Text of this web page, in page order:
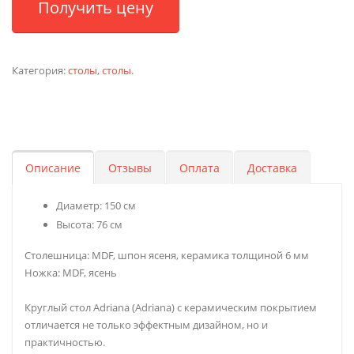
Получить цену
Категория:столы,столы.
Описание Отзывы Оплата Доставка
Диаметр: 150 см
Высота: 76 см
Столешница: MDF, шпон ясеня, керамика толщиной 6 мм
Ножка: MDF, ясень
Круглый стол Adriana (Adriana) с керамическим покрытием
отличается не только эффектным дизайном, но и
практичностью.